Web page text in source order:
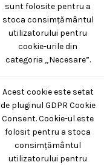
sunt folosite pentru a
stoca consimțământul
utilizatorului pentru
cookie-urile din
categoria „Necesare”.
Acest cookie este setat
de pluginul GDPR Cookie
Consent. Cookie-ul este
folosit pentru a stoca
consimțământul
utilizatorului pentru